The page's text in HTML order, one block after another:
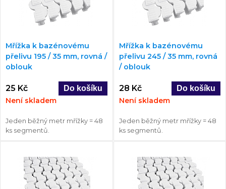
Mřížka k bazénovému
přelivu 195 / 35 mm, rovná /
oblouk
25 Kč
Není skladem
Jeden běžný metr mřížky = 48
ks segmentů.
Mřížka k bazénovému
přelivu 245 / 35 mm, rovná
/ oblouk
28 Kč
Není skladem
Jeden běžný metr mřížky = 48
ks segmentů.